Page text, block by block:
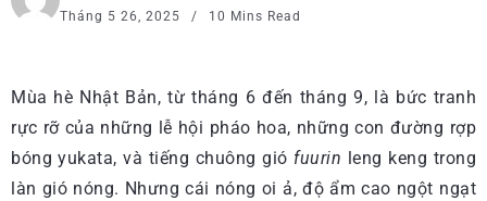
Tháng 5 26, 2025 10 Mins Read
Mùa hè Nhật Bản, từ tháng 6 đến tháng 9, là bức tranh
rực rỡ của những lễ hội pháo hoa, những con đường rợp
bóng yukata, và tiếng chuông gió fuurin leng keng trong
làn gió nóng. Nhưng cái nóng oi ả, độ ẩm cao ngột ngạt